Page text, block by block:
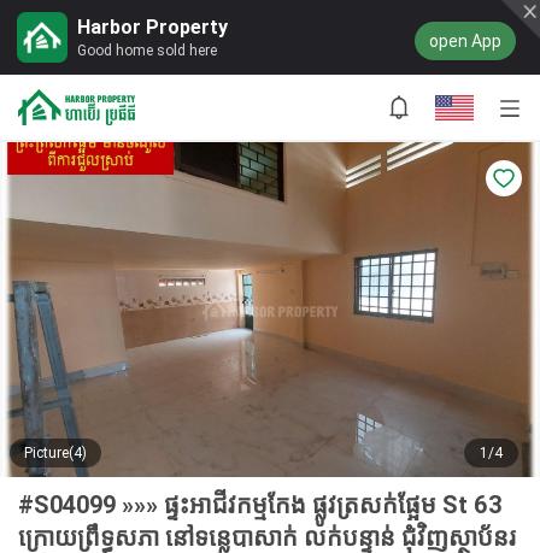
Harbor Property
Good home sold here open App
Picture(4) 1/4
#S04099 »»» ផ្ទះអាជីវកម្មកែង ផ្លូវត្រសក់ផ្អែម St 63
ក្រោយព្រឹទ្ធសភា នៅទន្លេបាសាក់ លក់បន្ទាន់ ជុំវិញស្ថាប័នរ